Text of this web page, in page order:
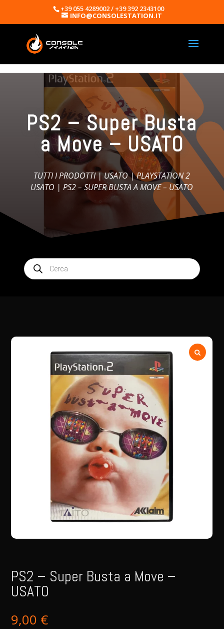
+39 055 4289002 / +39 392 2343100
INFO@CONSOLESTATION.IT
PS2 – Super Busta
a Move – USATO
TUTTI I PRODOTTI|USATO|PLAYSTATION 2
USATO | PS2 – SUPER BUSTA A MOVE – USATO
Products
search
PS2 – Super Busta a Move –
USATO
9,00 €